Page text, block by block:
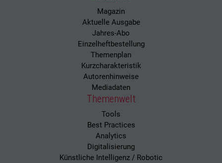
Magazin
Aktuelle Ausgabe
Jahres-Abo
Einzelheftbestellung
Themenplan
Kurzcharakteristik
Autorenhinweise
Mediadaten
Themenwelt
Tools
Best Practices
Analytics
Digitalisierung
Künstliche Intelligenz / Robotic